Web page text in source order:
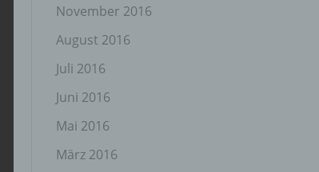
November 2016
August 2016
Juli 2016
Juni 2016
Mai 2016
März 2016